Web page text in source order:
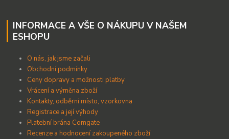
INFORMACE A VŠE O NÁKUPU V NAŠEM
ESHOPU
O nás, jak jsme začali
Obchodní podmínky
Ceny dopravy a možnosti platby
Vrácení a výměna zboží
Kontakty, odběrní místo, vzorkovna
Registrace a její výhody
Platební brána Comgate
Recenze a hodnocení zakoupeného zboží